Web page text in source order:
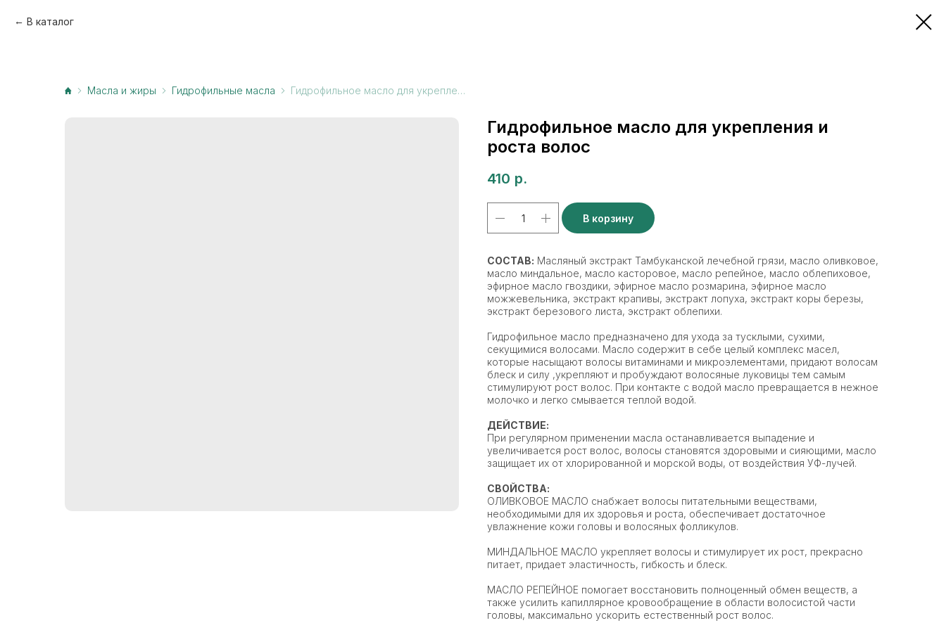
В каталог
Масла и жиры Гидрофильные масла Гидрофильное масло для укрепления и роста волос
Гидрофильное масло для укрепления и
роста волос
410 р.
В корзину
СОСТАВ: Масляный экстракт Тамбуканской лечебной грязи, масло оливковое,
масло миндальное, масло касторовое, масло репейное, масло облепиховое,
эфирное масло гвоздики, эфирное масло розмарина, эфирное масло
можжевельника, экстракт крапивы, экстракт лопуха, экстракт коры березы,
экстракт березового листа, экстракт облепихи.
Гидрофильное масло предназначено для ухода за тусклыми, сухими,
секущимися волосами. Масло содержит в себе целый комплекс масел,
которые насыщают волосы витаминами и микроэлементами, придают волосам
блеск и силу ,укрепляют и пробуждают волосяные луковицы тем самым
стимулируют рост волос. При контакте с водой масло превращается в нежное
молочко и легко смывается теплой водой.
ДЕЙСТВИЕ:
При регулярном применении масла останавливается выпадение и
увеличивается рост волос, волосы становятся здоровыми и сияющими, масло
защищает их от хлорированной и морской воды, от воздействия УФ-лучей.
СВОЙСТВА:
ОЛИВКОВОЕ МАСЛО снабжает волосы питательными веществами,
необходимыми для их здоровья и роста, обеспечивает достаточное
увлажнение кожи головы и волосяных фолликулов.
МИНДАЛЬНОЕ МАСЛО укрепляет волосы и стимулирует их рост, прекрасно
питает, придает эластичность, гибкость и блеск.
МАСЛО РЕПЕЙНОЕ помогает восстановить полноценный обмен веществ, а
также усилить капиллярное кровообращение в области волосистой части
головы, максимально ускорить естественный рост волос.